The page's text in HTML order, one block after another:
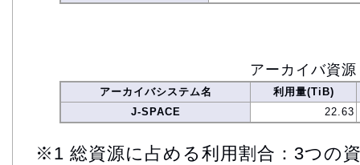
アーカイバ資源
アーカイバシステム名
利用量(TiB)
J-SPACE
22.63
※1 総資源に占める利用割合：3つの